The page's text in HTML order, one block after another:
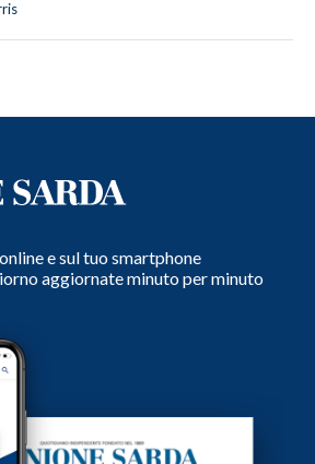
e sul tuo smartphone
aggiornate minuto per minuto